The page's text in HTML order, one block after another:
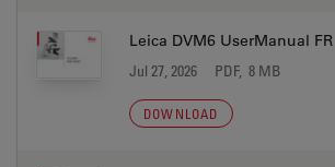
Leica DVM6 UserManual FR
Jul 27, 2026 PDF, 8 MB
DOWNLOAD